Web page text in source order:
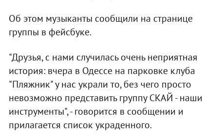
Об этом музыканты сообщили на странице
группы в фейсбуке.
"Друзья, с нами случилась очень неприятная
история: вчера в Одессе на парковке клуба
"Пляжник" у нас украли то, без чего просто
невозможно представить группу СКАЙ - наши
инструменты", - говорится в сообщении и
прилагается список украденного.